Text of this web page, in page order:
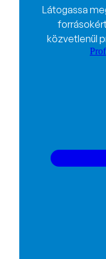
Látogassa
közvetlenül